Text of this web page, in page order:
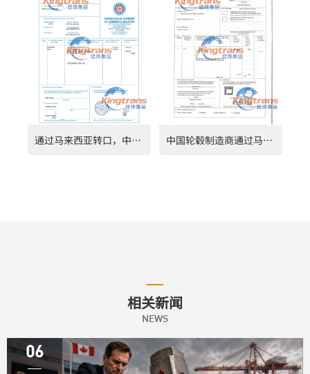
通过马来西亚转口，中国复合木地板成功绕开美国高额双反税 中国轮毂制造商通过马来西亚转口成功规避印度反倾销税
相关新闻
NEWS
06